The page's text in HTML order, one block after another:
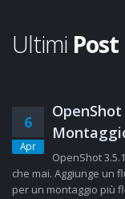
Ultimi Post
6
Apr
OpenShot
che mai. Aggiunge un
per un montaggio più